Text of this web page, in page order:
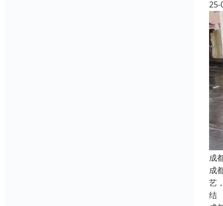
25-
成
成
艺
结